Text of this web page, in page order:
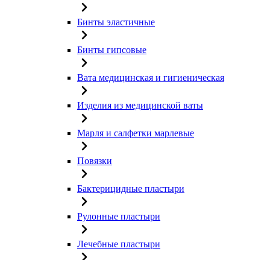
Бинты эластичные
Бинты гипсовые
Вата медицинская и гигиеническая
Изделия из медицинской ваты
Марля и салфетки марлевые
Повязки
Бактерицидные пластыри
Рулонные пластыри
Лечебные пластыри